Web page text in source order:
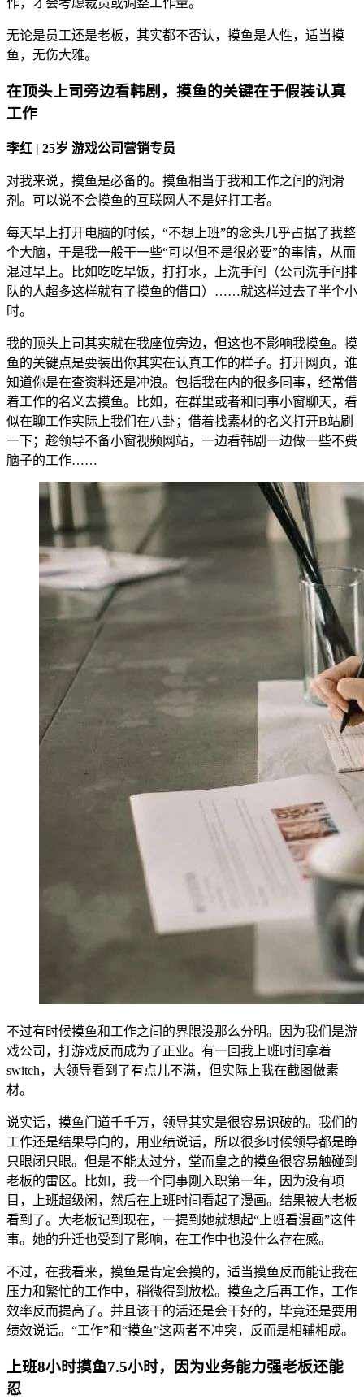
无论是员工还是老板，其实都不否认，摸鱼是人性，适当摸
鱼，无伤大雅。
在顶头上司旁边看韩剧，摸鱼的关键在于假装认真
工作
李红 | 25岁 游戏公司营销专员
对我来说，摸鱼是必备的。摸鱼相当于我和工作之间的润滑
剂。可以说不会摸鱼的互联网人不是好打工者。
每天早上打开电脑的时候，“不想上班”的念头几乎占据了我整
个大脑，于是我一般干一些“可以但不是很必要”的事情，从而
混过早上。比如吃吃早饭，打打水，上洗手间（公司洗手间排
队的人超多这样就有了摸鱼的借口）……就这样过去了半个小
时。
我的顶头上司其实就在我座位旁边，但这也不影响我摸鱼。摸
鱼的关键点是要装出你其实在认真工作的样子。打开网页，谁
知道你是在查资料还是冲浪。包括我在内的很多同事，经常借
着工作的名义去摸鱼。比如，在群里或者和同事小窗聊天，看
似在聊工作实际上我们在八卦；借着找素材的名义打开B站刷
一下；趁领导不备小窗视频网站，一边看韩剧一边做一些不费
脑子的工作……
不过有时候摸鱼和工作之间的界限没那么分明。因为我们是游
戏公司，打游戏反而成为了正业。有一回我上班时间拿着
switch，大领导看到了有点儿不满，但实际上我在截图做素
材。
说实话，摸鱼门道千千万，领导其实是很容易识破的。我们的
工作还是结果导向的，用业绩说话，所以很多时候领导都是睁
只眼闭只眼。但是不能太过分，堂而皇之的摸鱼很容易触碰到
老板的雷区。比如，我一个同事刚入职第一年，因为没有项
目，上班超级闲，然后在上班时间看起了漫画。结果被大老板
看到了。大老板记到现在，一提到她就想起“上班看漫画”这件
事。她的升迁也受到了影响，在工作中也没什么存在感。
不过，在我看来，摸鱼是肯定会摸的，适当摸鱼反而能让我在
压力和繁忙的工作中，稍微得到放松。摸鱼之后再工作，工作
效率反而提高了。并且该干的活还是会干好的，毕竟还是要用
绩效说话。“工作”和“摸鱼”这两者不冲突，反而是相辅相成。
上班8小时摸鱼7.5小时，因为业务能力强老板还能
忍